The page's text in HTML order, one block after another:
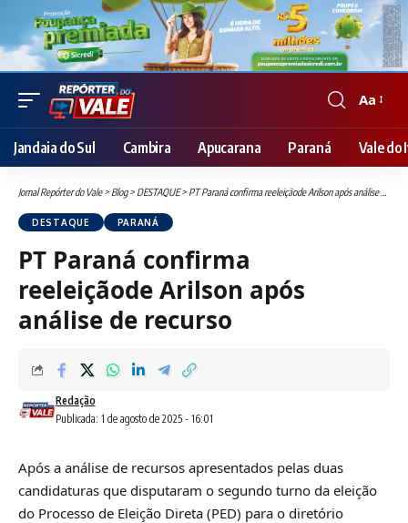
Font
Resizer
Aa
Jandaia do Sul Cambira Apucarana Paraná Vale do
Jornal Repórter do Vale> Blog> DESTAQUE> PT Paraná confirma reeleiçãode Arilson após análise de recurso
DESTAQUE PARANÁ
PT Paraná confirma
reeleiçãode Arilson após
análise de recurso
Publicada: 1 de agosto de 2025 - 16:01
Redação
Após a análise de recursos apresentados pelas duas
candidaturas que disputaram o segundo turno da eleição
do Processo de Eleição Direta (PED) para o diretório